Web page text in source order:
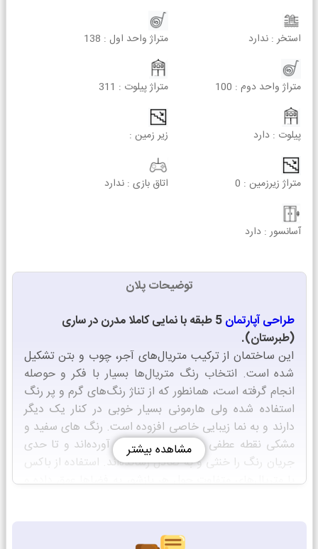
استخر :ندارد متراژ واحد اول : 138
متراژ واحد دوم : 100 متراژ پیلوت : 311
پیلوت :دارد زیر زمین :
متراژ زیرزمین : 0 اتاق بازی :ندارد
آسانسور :دارد
توضیحات پلان
طراحی آپارتمان
5 طبقه با نمایی کاملا مدرن در ساری
(طبرستان).
این ساختمان از ترکیب متریال‌های آجر، چوب و بتن تشکیل
شده است. انتخاب رنگ متریال‌ها بسیار با فکر و حوصله
انجام گرفته است، همانطور که از تناژ رنگ‌های گرم و پر رنگ
استفاده شده ولی هارمونی بسیار خوبی در کنار یک دیگر
دارند و به نما زیبایی خاصی افزوده است. رنگ های سفید و
مشکی نقطه عطفی در این نما به وجود آورده‌اند و تا حدی
جریان رنگ را خنثی و به تعادل رسانده‌اند. استفاده از باکس
با متریال‌های متفاوت حول هر بازشو، به فضاها عمق داده و
کشیده شده، باعث می شود تا از لحاظ بصری ساختمان
مشاهده بیشتر